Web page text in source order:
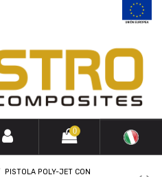
0
PISTOLA POLY-JET CON